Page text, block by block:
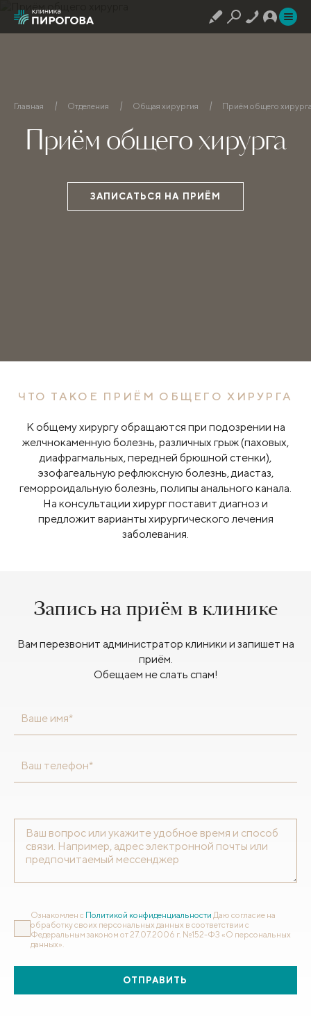
Главная Отделения Общая хирургия Приём общего
Приём общего хирурга
ЗАПИСАТЬСЯ НА ПРИЁМ
ЧТО ТАКОЕ ПРИЁМ ОБЩЕГО ХИРУРГА
К общему хирургу обращаются при подозрении на
желчнокаменную болезнь, различных грыж (паховых,
диафрагмальных, передней брюшной стенки),
эзофагеальную рефлюксную болезнь, диастаз,
геморроидальную болезнь, полипы анального канала.
На консультации хирург поставит диагноз и
предложит варианты хирургического лечения
заболевания.
Запись на приём в клинике
Вам перезвонит администратор клиники и запишет на
приём.
Обещаем не слать спам!
Ваше имя*
Ваш телефон*
Ознакомлен с Политикой конфиденциальности Даю согласие на
обработку своих персональных данных в соответствии с
Федеральным законом от 27.07.2006 г. №152-ФЗ «О персональных
данных».
ОТПРАВИТЬ